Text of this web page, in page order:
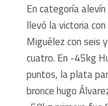
En categoría
llevó la victoria
Miguélez con seis
cuatro. En -45kg
puntos, la plata
bronce hugo